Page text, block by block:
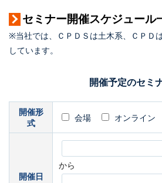
セミナー開催スケジュール
※当社では、ＣＰＤＳは土木系、ＣＰＤ
しています。
開催予定のセミ
開催形
式
会場 オンライン
開催日
から